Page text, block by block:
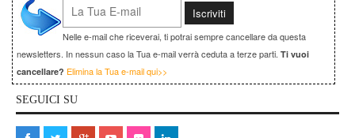
Nelle e-mail che riceverai, ti potrai sempre cancellare da questa
newsletters. In nessun caso la Tua e-mail verrà ceduta a terze parti. Ti vuoi
cancellare? Elimina la Tua e-mail qui>>
SEGUICI SU